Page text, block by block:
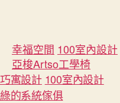
幸福空間 100室內設計
亞梭Artso工學椅
巧寓設計 100室內設計
綠的系統傢俱